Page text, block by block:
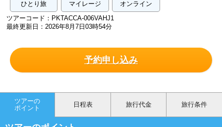
ひとり旅 マイレージ
オンライン
ツアーコード：PKTACCA-006VAHJ1
最終更新日：2026年8月7日03時54分
予約申し込み
ツアーの
ポイント
日程表 旅行代金 旅行条件